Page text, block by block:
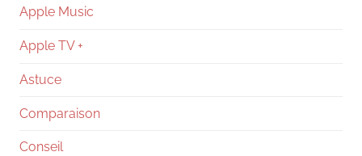
Apple Music
Apple TV +
Astuce
Comparaison
Conseil